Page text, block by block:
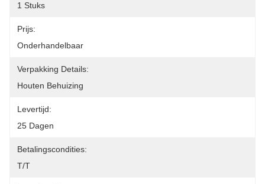
1 Stuks
Prijs:
Onderhandelbaar
Verpakking Details:
Houten Behuizing
Levertijd:
25 Dagen
Betalingscondities:
T/T